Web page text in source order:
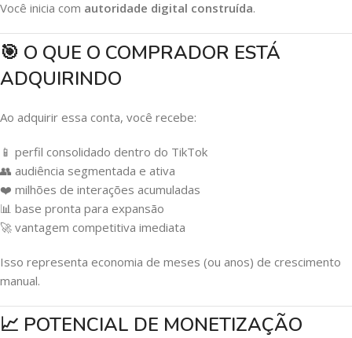
Você inicia com autoridade digital construída.
🎯 O QUE O COMPRADOR ESTÁ
ADQUIRINDO
Ao adquirir essa conta, você recebe:
📱 perfil consolidado dentro do TikTok
👥 audiência segmentada e ativa
❤️ milhões de interações acumuladas
📊 base pronta para expansão
🚀 vantagem competitiva imediata
Isso representa economia de meses (ou anos) de crescimento
manual.
📈 POTENCIAL DE MONETIZAÇÃO